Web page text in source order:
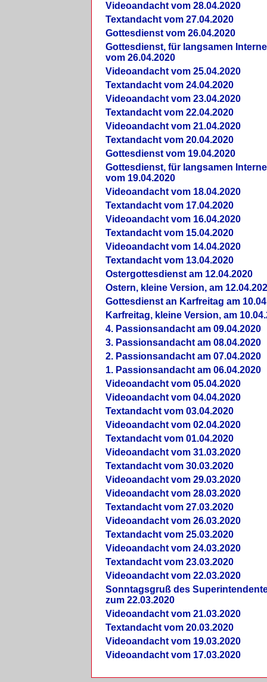
Videoandacht vom 28.04.2020
Textandacht vom 27.04.2020
Gottesdienst vom 26.04.2020
Gottesdienst, für langsamen
vom 26.04.2020
Videoandacht vom 25.04.2020
Textandacht vom 24.04.2020
Videoandacht vom 23.04.2020
Textandacht vom 22.04.2020
Videoandacht vom 21.04.2020
Textandacht vom 20.04.2020
Gottesdienst vom 19.04.2020
Gottesdienst, für langsamen
vom 19.04.2020
Videoandacht vom 18.04.2020
Textandacht vom 17.04.2020
Videoandacht vom 16.04.2020
Textandacht vom 15.04.2020
Videoandacht vom 14.04.2020
Textandacht vom 13.04.2020
Ostergottesdienst am 12.04.2020
Ostern, kleine Version, am
Gottesdienst an Karfreitag am
Karfreitag, kleine Version, am
4. Passionsandacht am 09.04.2020
3. Passionsandacht am 08.04.2020
2. Passionsandacht am 07.04.2020
1. Passionsandacht am 06.04.2020
Videoandacht vom 05.04.2020
Videoandacht vom 04.04.2020
Textandacht vom 03.04.2020
Videoandacht vom 02.04.2020
Textandacht vom 01.04.2020
Videoandacht vom 31.03.2020
Textandacht vom 30.03.2020
Videoandacht vom 29.03.2020
Videoandacht vom 28.03.2020
Textandacht vom 27.03.2020
Videoandacht vom 26.03.2020
Textandacht vom 25.03.2020
Videoandacht vom 24.03.2020
Textandacht vom 23.03.2020
Videoandacht vom 22.03.2020
Sonntagsgruß des
zum 22.03.2020
Videoandacht vom 21.03.2020
Textandacht vom 20.03.2020
Videoandacht vom 19.03.2020
Videoandacht vom 17.03.2020